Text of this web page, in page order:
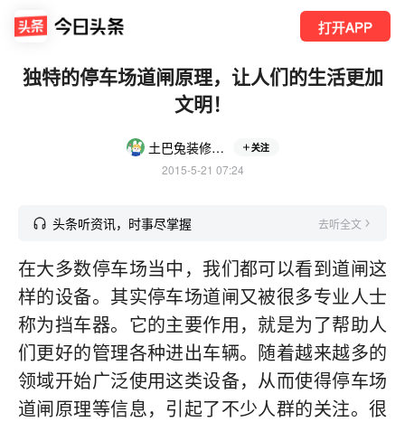
打开APP
独特的停车场道闸原理，让人们的生活更加
文明！
土巴兔装修家居 关注
2015-5-21 07:24
头条听资讯，时事尽掌握 去听全文
在大多数停车场当中，我们都可以看到道闸这
样的设备。其实停车场道闸又被很多专业人士
称为挡车器。它的主要作用，就是为了帮助人
们更好的管理各种进出车辆。随着越来越多的
领域开始广泛使用这类设备，从而使得停车场
道闸原理等信息，引起了不少人群的关注。很